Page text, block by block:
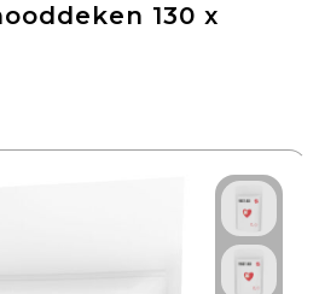
130 x